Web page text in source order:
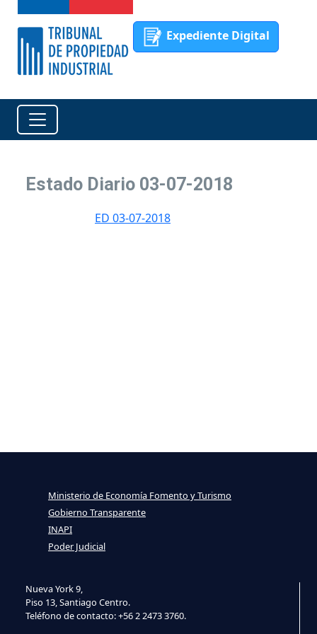
Expediente Digital
Estado Diario 03-07-2018
ED 03-07-2018
Nueva York 9,
Piso 13, Santiago Centro.
Teléfono de contacto: +56 2 2473 3760.
Ministerio de Economía Fomento y Turismo
Gobierno Transparente
INAPI
Poder Judicial